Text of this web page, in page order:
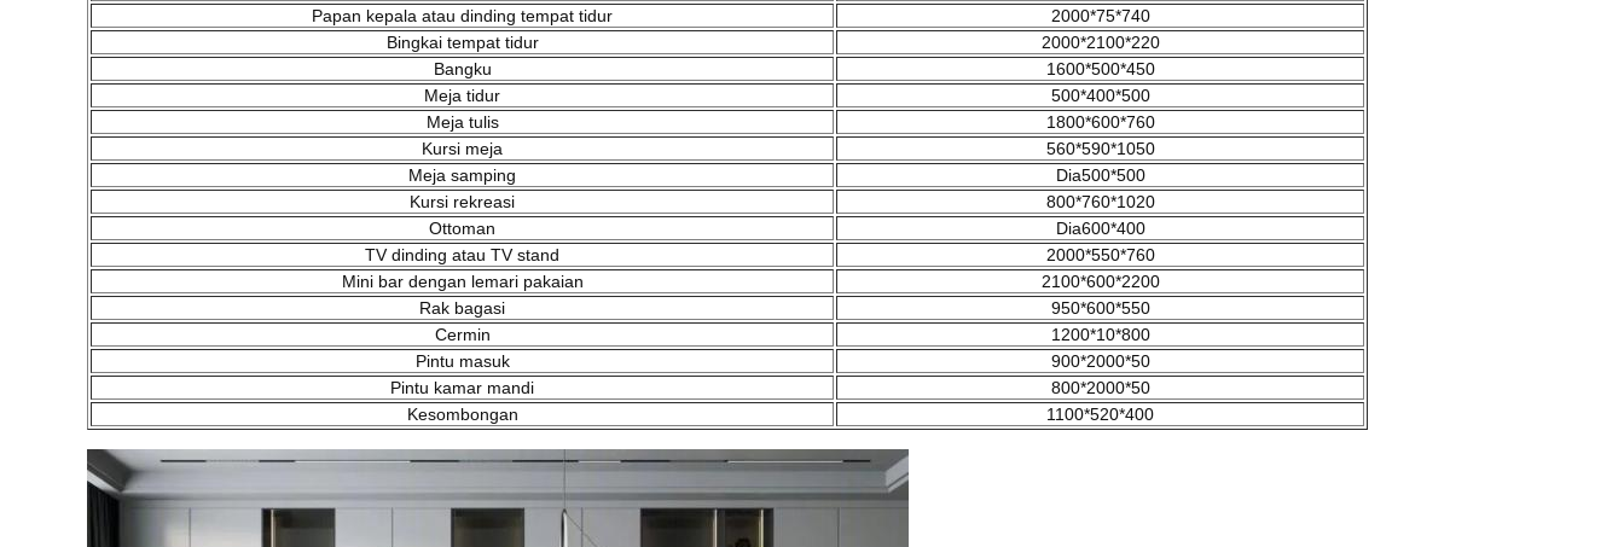
Papan kepala atau dinding tempat tidur
2000*75*740
Bingkai tempat tidur
2000*2100*220
Bangku
1600*500*450
Meja tidur
500*400*500
Meja tulis
1800*600*760
Kursi meja
560*590*1050
Meja samping
Dia500*500
Kursi rekreasi
800*760*1020
Ottoman
Dia600*400
TV dinding atau TV stand
2000*550*760
Mini bar dengan lemari pakaian
2100*600*2200
Rak bagasi
950*600*550
Cermin
1200*10*800
Pintu masuk
900*2000*50
Pintu kamar mandi
800*2000*50
Kesombongan
1100*520*400